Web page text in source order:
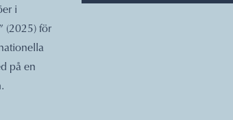
i
(2025) för
på en